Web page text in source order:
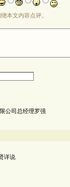
本文内容点评。
公司总经理罗强
详说